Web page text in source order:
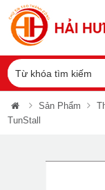
Sản Phẩm
TunStall